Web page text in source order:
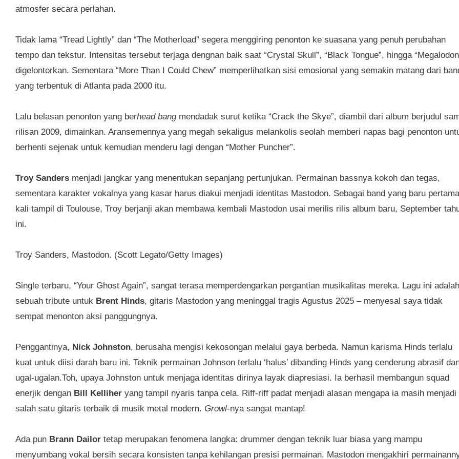
atmosfer secara perlahan.
Tidak lama “Tread Lightly” dan “The Motherload” segera menggiring penonton ke suasana yang penuh perubahan
tempo dan tekstur. Intensitas tersebut terjaga dengnan baik saat “Crystal Skull”, “Black Tongue”, hingga
digelontorkan. Sementara “More Than I Could Chew” memperlihatkan sisi emosional yang semakin matang dari
yang terbentuk di Atlanta pada 2000 itu.
Lalu belasan penonton yang berhead bangmendadak surut ketika “Crack the Skye”, diambil dari album berjudul
rilisan 2009, dimainkan. Aransemennya yang megah sekaligus melankolis seolah memberi napas bagi penonton
berhenti sejenak untuk kemudian menderu lagi dengan “Mother Puncher”.
Troy Sanders menjadi jangkar yang menentukan sepanjang pertunjukan. Permainan bassnya kokoh dan tegas,
sementara karakter vokalnya yang kasar harus diakui menjadi identitas Mastodon. Sebagai band yang baru pertama
kali tampil di Toulouse, Troy berjanji akan membawa kembali Mastodon usai merilis rilis album baru, September
ini.
Troy Sanders, Mastodon. (Scott Legato/Getty Images)
Single terbaru, “Your Ghost Again”, sangat terasa memperdengarkan pergantian musikalitas mereka. Lagu ini adalah
sebuah tribute untuk Brent Hinds, gitaris Mastodon yang meninggal tragis Agustus 2025 – menyesal saya tidak
sempat menonton aksi panggungnya.
Penggantinya, Nick Johnston, berusaha mengisi kekosongan melalui gaya berbeda. Namun karisma Hinds terlalu
kuat untuk diisi darah baru ini. Teknik permainan Johnson terlalu ‘halus’ dibanding Hinds yang cenderung abrasif
ugal-ugalan.Toh, upaya Johnston untuk menjaga identitas dirinya layak diapresiasi. Ia berhasil membangun squad
enerjik dengan Bill Kelliher yang tampil nyaris tanpa cela. Riff-riff padat menjadi alasan mengapa ia masih menjadi
salah satu gitaris terbaik di musik metal modern. Growl-nya sangat mantap!
Ada pun Brann Dailor tetap merupakan fenomena langka: drummer dengan teknik luar biasa yang mampu
menyumbang vokal bersih secara konsisten tanpa kehilangan presisi permainan. Mastodon mengakhiri